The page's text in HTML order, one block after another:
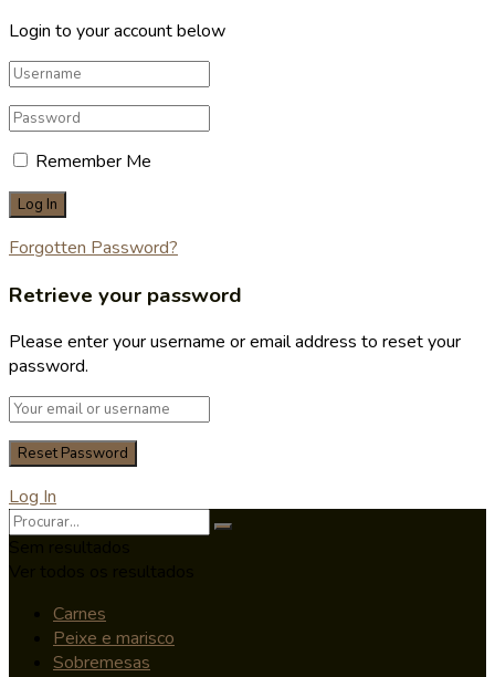
Login to your account below
Remember Me
Forgotten Password?
Retrieve your password
Please enter your username or email address to reset your
password.
Log In
Carnes
Peixe e marisco
Sobremesas